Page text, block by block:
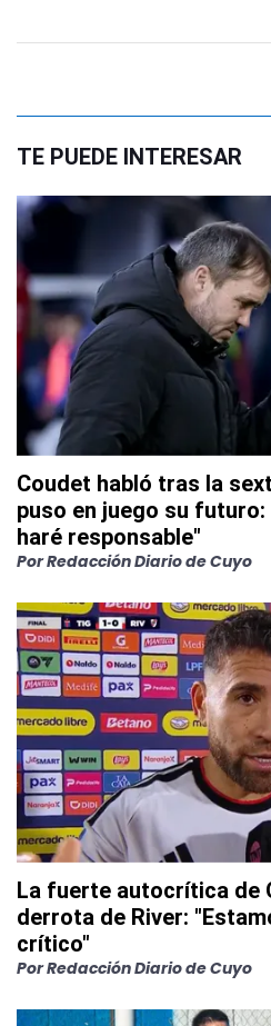
TE PUEDE INTERESAR
Coudet habló tras la
puso en juego su
haré responsable"
PorRedacción Diario de Cuyo
La fuerte autocrítica de
derrota de River:
crítico"
PorRedacción Diario de Cuyo